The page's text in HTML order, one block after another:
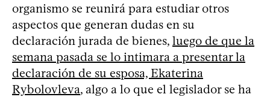
organismo se reunirá para estudiar otros
aspectos que generan dudas en su
declaración jurada de bienes, luego de que la
semana pasada se lo intimara a presentar la
declaración de su esposa, Ekaterina
Rybolovleva, algo a lo que el legislador se ha